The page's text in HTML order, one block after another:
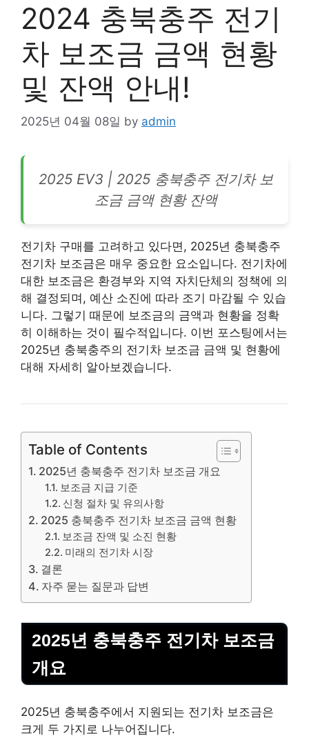
2024 충북충주 전기
차 보조금 금액 현황
및 잔액 안내!
2025년 04월 08일 by admin
2025 EV3 | 2025 충북충주 전기차보
조금 금액 현황 잔액
전기차 구매를 고려하고 있다면, 2025년 충북충주
전기차 보조금은 매우 중요한 요소입니다. 전기차에
대한 보조금은 환경부와 지역 자치단체의 정책에 의
해 결정되며, 예산 소진에 따라 조기 마감될 수 있습
니다. 그렇기 때문에 보조금의 금액과 현황을 정확
히 이해하는 것이 필수적입니다. 이번 포스팅에서는
2025년 충북충주의 전기차 보조금 금액 및 현황에
대해 자세히 알아보겠습니다.
Table of Contents
2025년 충북충주 전기차 보조금 개요
보조금 지급 기준
신청 절차 및 유의사항
2025 충북충주 전기차 보조금 금액 현황
보조금 잔액 및 소진 현황
미래의 전기차 시장
결론
자주 묻는 질문과 답변
2025년 충북충주 전기차 보조금
개요
2025년 충북충주에서 지원되는 전기차 보조금은
크게 두 가지로 나누어집니다.